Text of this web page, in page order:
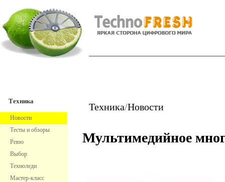
Техника
Новости
Тесты и обзоры
Ревю
Выбор
Техноледи
Мастер-класс
Техника/Новости
Мультимедийное